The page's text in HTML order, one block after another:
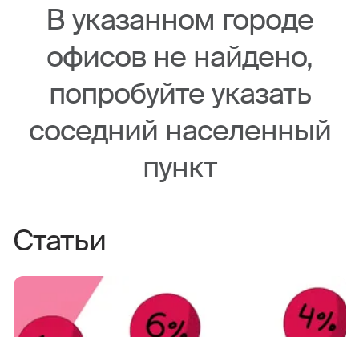
В указанном городе
офисов не найдено,
попробуйте указать
соседний населенный
пункт
Статьи